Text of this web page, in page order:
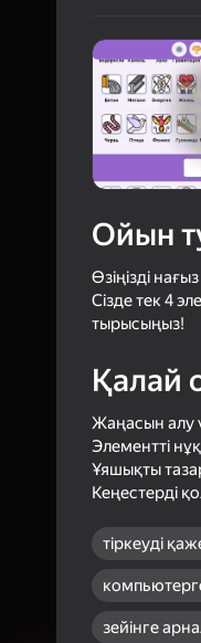
Ойын
Өзіңізді
Сізде тек 4
тырысыңыз!
Қалай
Жаңасын алу
Элементті
Ұяшықты
Кеңестерді
тіркеуді
зейінге